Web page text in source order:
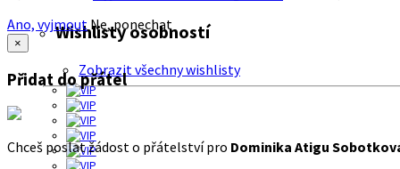
Wishlisty osobností
Zobrazit všechny wishlisty
Ano, vyjmout Ne, ponechat
×
Přidat do přátel
Chceš poslat žádost o přátelství pro Dominika Atigu